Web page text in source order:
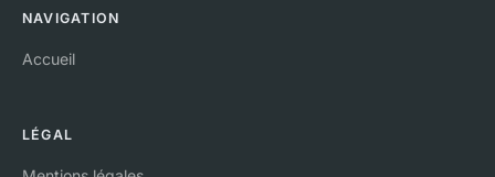
NAVIGATION
Accueil
LÉGAL